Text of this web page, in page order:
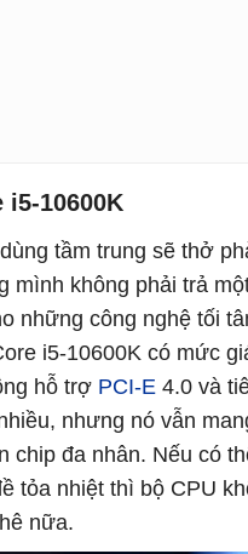
i5-10600K
tầm trung sẽ thở
mình không phải trả
những công nghệ tối
i5-10600K có mức
hỗ trợ PCI-E 4.0 và
nhưng nó vẫn
chip đa nhân. Nếu có
tỏa nhiệt thì bộ CPU
nữa.